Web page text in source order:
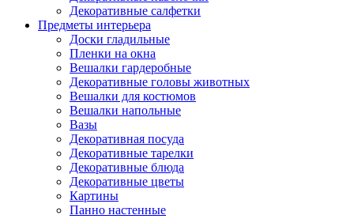
Декоративные салфетки
Предметы интерьера
Доски гладильные
Пленки на окна
Вешалки гардеробные
Декоративные головы животных
Вешалки для костюмов
Вешалки напольные
Вазы
Декоративная посуда
Декоративные тарелки
Декоративные блюда
Декоративные цветы
Картины
Панно настенные